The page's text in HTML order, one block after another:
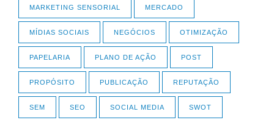
MARKETING SENSORIAL MERCADO
MÍDIAS SOCIAIS NEGÓCIOS OTIMIZAÇÃO
PAPELARIA PLANO DE AÇÃO POST
PROPÓSITO PUBLICAÇÃO REPUTAÇÃO
SEM SEO SOCIAL MEDIA SWOT